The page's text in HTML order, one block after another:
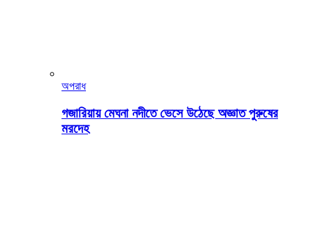
অপরাধ
গজারিয়ায় মেঘনা নদীতে ভেসে উঠেছে অজ্ঞাত পুরুষের
মরদেহ